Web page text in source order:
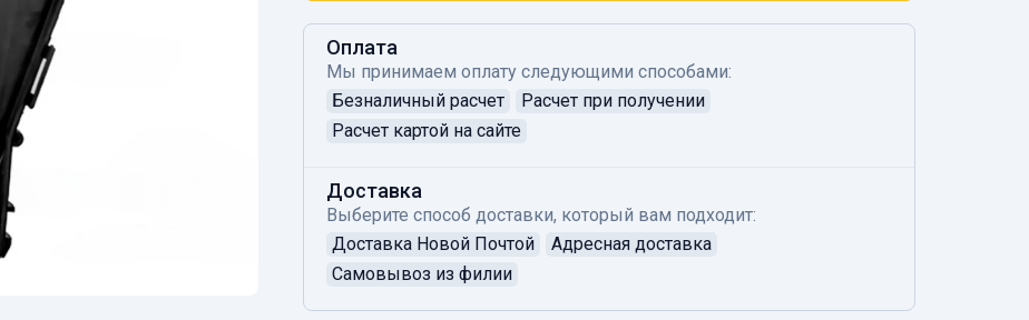
Оплата
Мы принимаем оплату следующими способами:
Безналичный расчет
Расчет при получении
Расчет картой на сайте
Доставка
Выберите способ доставки, который вам подходит:
Доставка Новой Почтой
Адресная доставка
Самовывоз из филии